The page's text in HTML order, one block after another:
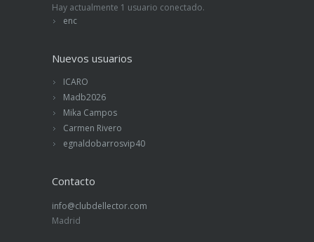
Hay actualmente 1 usuario conectado.
enc
Nuevos usuarios
ICARO
Madb2026
Mika Campos
Carmen Rivero
egnaldobarrosvip40
Contacto
info@clubdellector.com
Madrid